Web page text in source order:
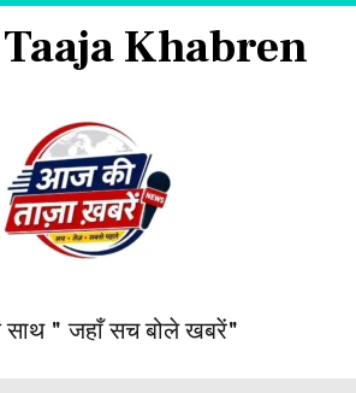
Khabren
" जहाँ सच बोले खबरें"